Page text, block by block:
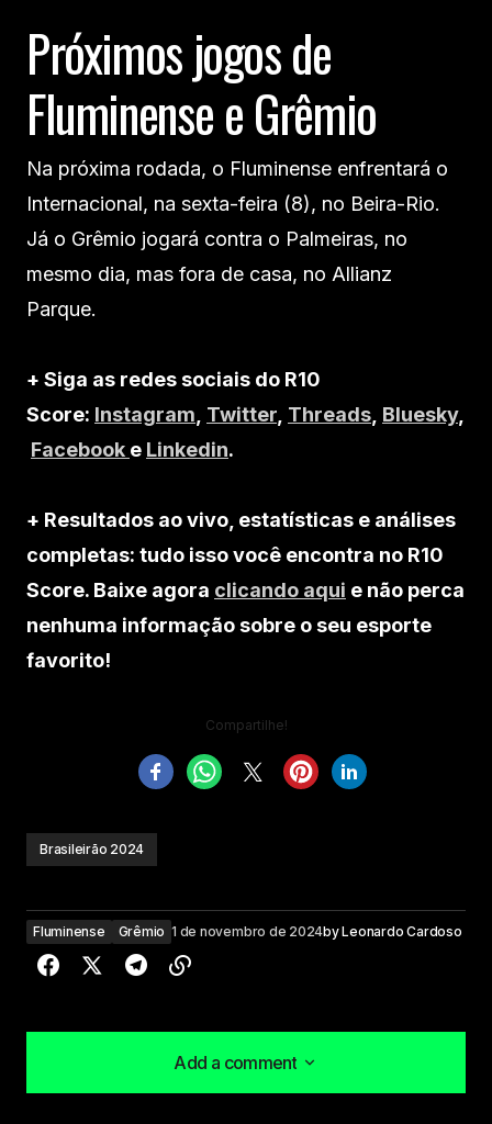
Próximos jogos de
Fluminense e Grêmio
Na próxima rodada, o Fluminense enfrentará o
Internacional, na sexta-feira (8), no Beira-Rio.
Já o Grêmio jogará contra o Palmeiras, no
mesmo dia, mas fora de casa, no Allianz
Parque.
+ Siga as redes sociais do R10
Score: Instagram Twitter Threads Bluesky,
Facebook e Linkedin.
+ Resultados ao vivo, estatísticas e análises
completas: tudo isso você encontra no R10
Score. Baixe agora clicando aqui e não perca
nenhuma informação sobre o seu esporte
favorito!
Compartilhe!
Brasileirão 2024
Fluminense Grêmio 1 de novembro de 2024byLeonardo Cardoso
Add a comment
Add a comment